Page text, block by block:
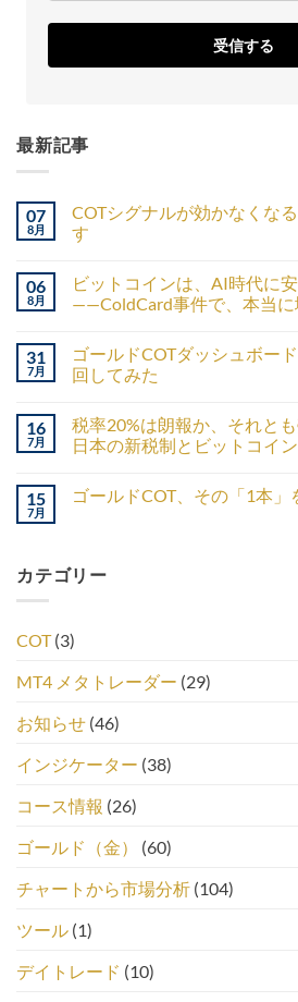
受信する
最新記事
07
8月
COTシグナルが効かなくな
す
06
8月
ビットコインは、AI時代に
——ColdCard事件で、本当
31
7月
ゴールドCOTダッシュボー
回してみた
16
7月
税率20%は朗報か、それと
日本の新税制とビットコイ
15
7月
ゴールドCOT、その「1本
カテゴリー
COT(3)
MT4 メタトレーダー (29)
お知らせ (46)
インジケーター (38)
コース情報 (26)
ゴールド（金）
(60)
チャートから市場分析 (104)
ツール (1)
デイトレード (10)